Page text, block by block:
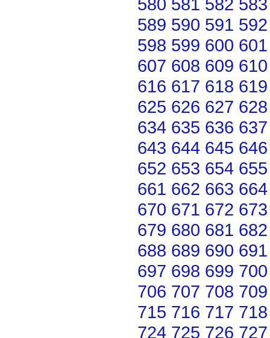
589 590 591 592
598 599 600 601
607 608 609 610
616 617 618 619
625 626 627 628
634 635 636 637
643 644 645 646
652 653 654 655
661 662 663 664
670 671 672 673
679 680 681 682
688 689 690 691
697 698 699 700
706 707 708 709
715 716 717 718
724 725 726 727